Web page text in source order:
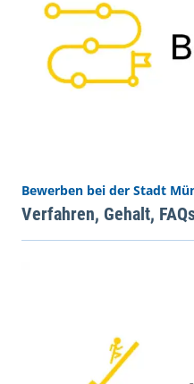
Bewerben bei der Stadt
Verfahren, Gehalt,